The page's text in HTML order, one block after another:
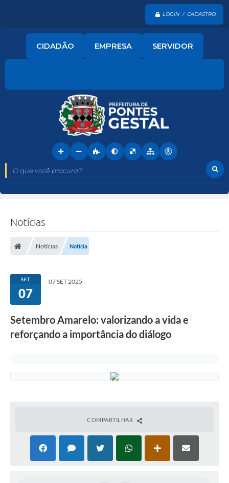
LOGIN / CADASTRO
O que você procura?
CIDADÃO EMPRESA SERVIDOR
Notícias
Notícias Notícia
SET
07
07 SET 2025
Setembro Amarelo: valorizando a vida e
reforçando a importância do diálogo
COMPARTILHAR